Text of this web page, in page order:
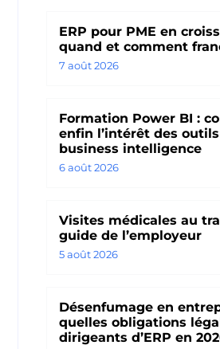
ERP pour PME en
quand et comment
7 août 2026
Formation Power BI :
enfin l’intérêt des
business intelligence
6 août 2026
Visites médicales au
guide de l’employeur
5 août 2026
Désenfumage en
quelles obligations
dirigeants d’ERP en